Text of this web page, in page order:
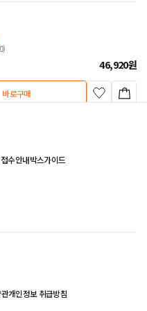
46,920원
바로구매
수안내박스가이드
개인정보 취급방침